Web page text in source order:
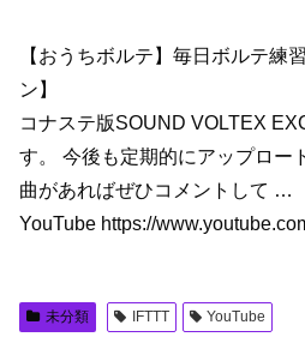
【おうちボルテ】毎日ボルテ練
ン】
コナステ版SOUND VOLTEX
す。 今後も定期的にアップロー
曲があればぜひコメントして …
YouTube https://
未分類 IFTTT YouTube